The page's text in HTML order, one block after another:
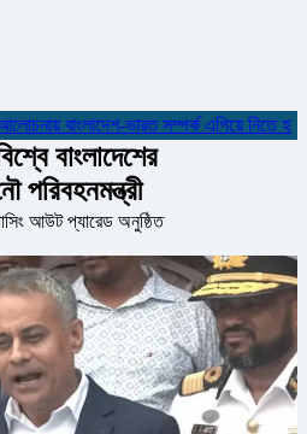
বাংলাদেশ-ভারত সম্পর্ক এগিয়ে নিতে হবে:
বাংলাদেশের
পরিবহনমন্ত্রী
আউট প্যারেড অনুষ্ঠিত